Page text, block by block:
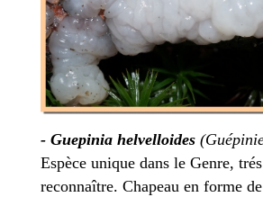
- Guepinia helvelloides
Espèce unique dans le Genre,
reconnaître. Chapeau en forme